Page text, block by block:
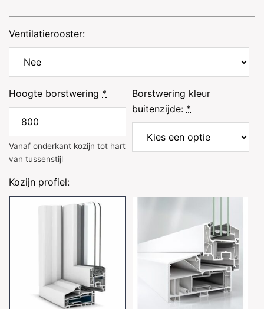
Ventilatierooster:
Hoogte borstwering *
Vanaf onderkant kozijn tot hart
van tussenstijl
Borstwering kleur
buitenzijde: *
Kozijn profiel: